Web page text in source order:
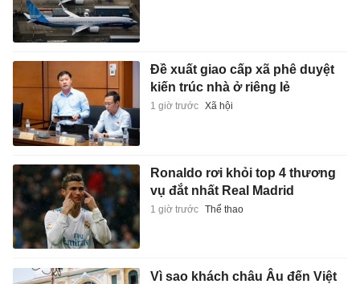
Đề xuất giao cấp xã phê duyệt
kiến trúc nhà ở riêng lẻ
1 giờ trước Xã hội
Ronaldo rơi khỏi top 4 thương
vụ đắt nhất Real Madrid
1 giờ trước Thể thao
Vì sao khách châu Âu đến Việt